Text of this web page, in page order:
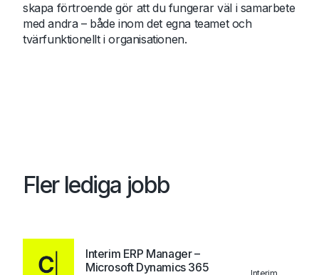
skapa förtroende gör att du fungerar väl i samarbete
med andra – både inom det egna teamet och
tvärfunktionellt i organisationen.
Fler lediga jobb
Interim ERP Manager –
Microsoft Dynamics 365
Interim